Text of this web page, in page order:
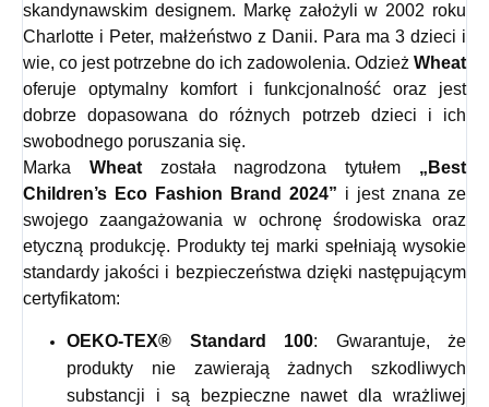
skandynawskim designem. Markę założyli w 2002 roku
Charlotte i Peter, małżeństwo z Danii. Para ma 3 dzieci i
wie, co jest potrzebne do ich zadowolenia. Odzież Wheat
oferuje optymalny komfort i funkcjonalność oraz jest
dobrze dopasowana do różnych potrzeb dzieci i ich
swobodnego poruszania się.
Marka Wheatzostała nagrodzona tytułem „Best
Children’s Eco Fashion Brand 2024” i jest znana ze
swojego zaangażowania w ochronę środowiska oraz
etyczną produkcję. Produkty tej marki spełniają wysokie
standardy jakości i bezpieczeństwa dzięki następującym
certyfikatom:
OEKO-TEX® Standard 100: Gwarantuje, że
produkty nie zawierają żadnych szkodliwych
substancji i są bezpieczne nawet dla wrażliwej